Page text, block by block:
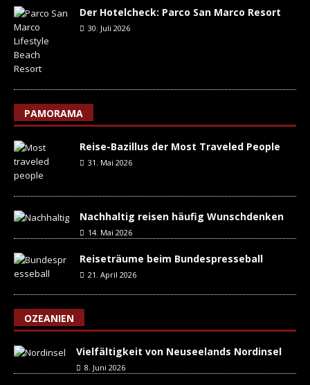
Der Hotelcheck: Parco San Marco Resort
30. Juli 2026
PAMORAMA
Reise-Bazillus der Most Traveled People
31. Mai 2026
Nachhaltig reisen häufig Wunschdenken
14. Mai 2026
Reiseträume beim Bundespresseball
21. April 2026
OZEANIEN
Vielfältigkeit von Neuseelands Nordinsel
8. Juni 2026